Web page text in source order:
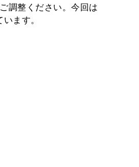
調整ください。今回は
ます。